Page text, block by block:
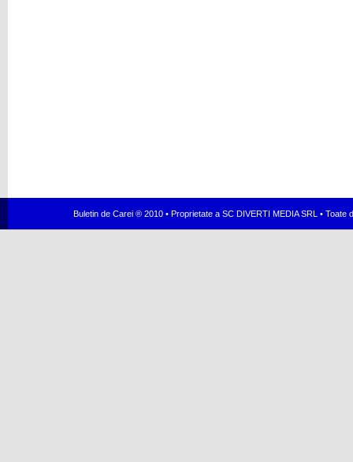
Buletin de Carei ® 2010 • Proprietate a SC DIVERTI MEDIA SRL •